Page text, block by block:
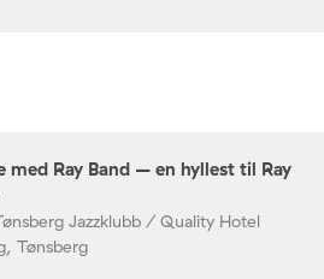
med Ray Band – en hyllest til Ray
Jazzklubb / Quality Hotel
Tønsberg